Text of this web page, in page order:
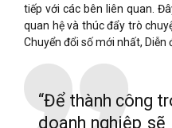
tiếp với các bên liên quan.
quan hệ và thúc đẩy trò
Chuyển đổi số mới nhất, Diễn
“Để thành công
doanh nghiệp